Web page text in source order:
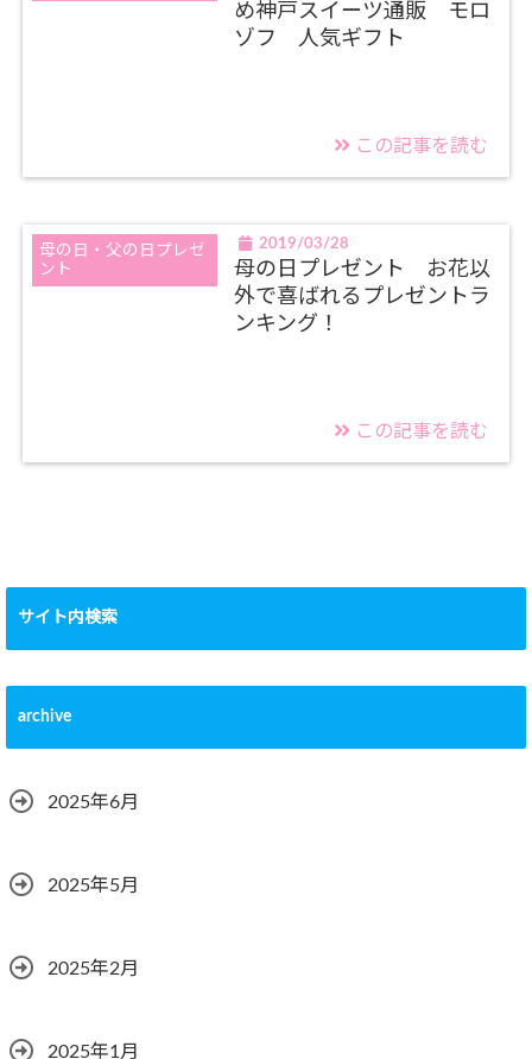
め神戸スイーツ通販 モロ
ゾフ 人気ギフト
この記事を読む
母の日・父の日プレゼ
ント
2019/03/28
母の日プレゼント お花以
外で喜ばれるプレゼントラ
ンキング！
この記事を読む
サイト内検索
archive
2025年6月
2025年5月
2025年2月
2025年1月